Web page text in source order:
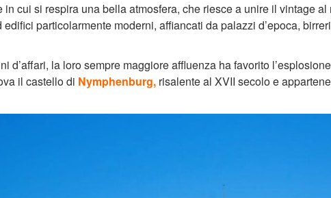
cui si respira una bella atmosfera, che riesce a unire il vintage
particolarmente moderni, affiancati da palazzi d’epoca,
d’affari, la loro sempre maggiore affluenza ha favorito
il castello di Nymphenburg, risalente al XVII secolo e